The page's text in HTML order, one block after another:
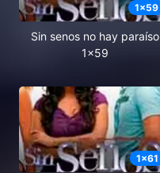
1x59
Sin senos no hay paraíso
1x59
1x61